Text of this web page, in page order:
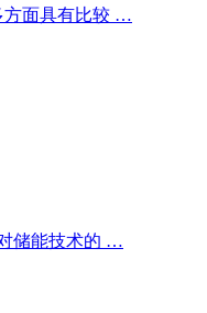
方面具有比较 …
储能技术的 …